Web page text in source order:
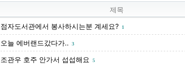
제목
점자도서관에서 봉사하시는분 계세요? 1
오늘 에버랜드갔다가.. 3
조관우 호주 안가서 섭섭해요 5